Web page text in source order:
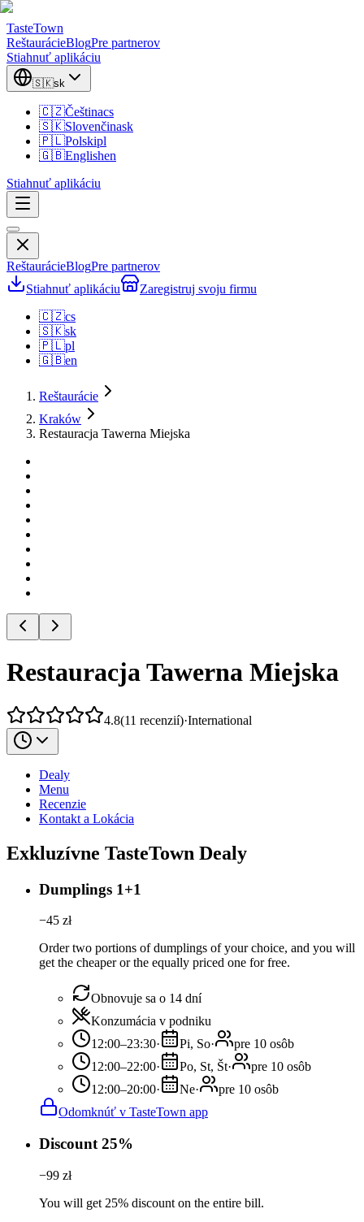
TasteTown
ReštaurácieBlogPre partnerov
Stiahnuť aplikáciu
🇸🇰sk
🇨🇿Češtinacs
🇸🇰Slovenčinask
🇵🇱Polskipl
🇬🇧Englishen
Stiahnuť aplikáciu
ReštaurácieBlogPre partnerov
Stiahnuť aplikáciu
Zaregistruj svoju firmu
🇨🇿cs
🇸🇰sk
🇵🇱pl
🇬🇧en
Reštaurácie
Kraków
Restauracja Tawerna Miejska
Restauracja Tawerna Miejska
4.8(11 recenzií)·International
Dealy
Menu
Recenzie
Kontakt a Lokácia
Exkluzívne TasteTown Dealy
Dumplings 1+1
−45 zł
Order two portions of dumplings of your choice, and you will
get the cheaper or the equally priced one for free.
Obnovuje sa o 14 dní
Konzumácia v podniku
12:00–23:30· Pi, So·
pre 10 osôb
12:00–22:00· Po, St, Št·
pre 10 osôb
12:00–20:00· Ne·
pre 10 osôb
Odomknúť v TasteTown app
Discount 25%
−99 zł
You will get 25% discount on the entire bill.